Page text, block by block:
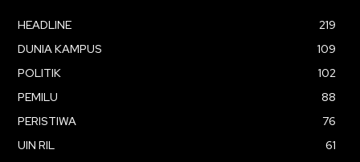
HEADLINE
219
DUNIA KAMPUS
109
POLITIK
102
PEMILU
88
PERISTIWA
76
UIN RIL
61